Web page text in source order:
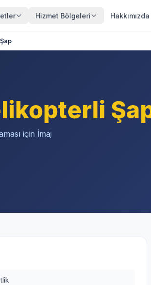
Hizmet Bölgeleri Hakkımızda
için İmaj